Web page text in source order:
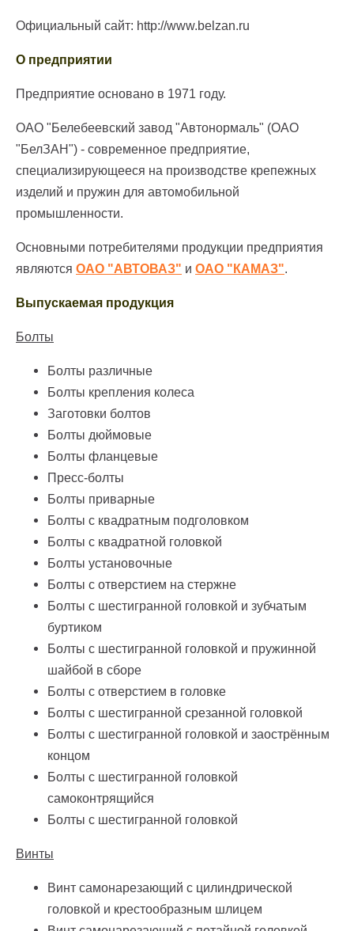
Официальный сайт: http://www.belzan.ru
О предприятии
Предприятие основано в 1971 году.
ОАО "Белебеевский завод "Автонормаль" (ОАО
"БелЗАН") - современное предприятие,
специализирующееся на производстве крепежных
изделий и пружин для автомобильной
промышленности.
Основными потребителями продукции предприятия
являются ОАО "АВТОВАЗ" и ОАО "КАМАЗ".
Выпускаемая продукция
Болты
Болты различные
Болты крепления колеса
Заготовки болтов
Болты дюймовые
Болты фланцевые
Пресс-болты
Болты приварные
Болты с квадратным подголовком
Болты с квадратной головкой
Болты установочные
Болты с отверстием на стержне
Болты с шестигранной головкой и зубчатым
буртиком
Болты с шестигранной головкой и пружинной
шайбой в сборе
Болты с отверстием в головке
Болты с шестигранной срезанной головкой
Болты с шестигранной головкой и заострённым
концом
Болты с шестигранной головкой
самоконтрящийся
Болты с шестигранной головкой
Винты
Винт самонарезающий с цилиндрической
головкой и крестообразным шлицем